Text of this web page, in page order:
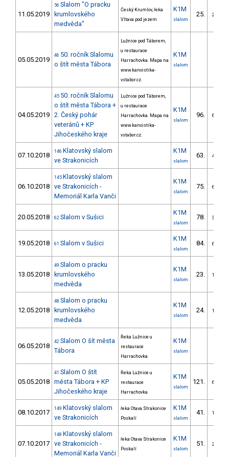
11.05.2019
56 Slalom "O pracku
krumlovského
medvěda"
Český Krumlov, řeka
Vltava pod jezem
K1M
slalom
25. 2/VS
05.05.2019
46 50. ročník Slalomu
o štít města Tábora
Lužnice pod Táborem,
u restaurace
Harrachovka. Mapa na
www.kanoistika-
vstabor.cz.
K1M
slalom
04.05.2019
45 50. ročník Slalomu
o štít města Tábora +
2. Český pohár
veteránů + KP
Jihočeského kraje
Lužnice pod Táborem,
u restaurace
Harrachovka. Mapa na
www.kanoistika-
vstabor.cz.
K1M
slalom
96. 6/VS
07.10.2018 146 Klatovský slalom
ve Strakonicích
K1M
slalom
63. 4/VS
06.10.2018
145 Klatovský slalom
ve Strakonicích -
Memoriál Karla Vanči
K1M
slalom
75. 6/VS
20.05.2018 62 Slalom v Sušici
K1M
slalom
78. 3/VS
19.05.2018 61 Slalom v Sušici
K1M
slalom
84. 6/VS
13.05.2018
49 Slalom o pracku
krumlovského
medvěda
K1M
slalom
23. 1/VS
12.05.2018
48 Slalom o pracku
krumlovského
medvěda
K1M
slalom
24. 1/VS
06.05.2018
42 Slalom O šít města
Tábora
Řeka Lužnice u
restaurace
Harrachovka
K1M
slalom
05.05.2018
41 Slalom O štít
města Tábora + KP
Jihočeského kraje
Řeka Lužnice u
restaurace
Harrachovka
K1M
slalom
121. 6/VS
08.10.2017 149 Klatovský slalom
ve Strakonicích
řeka Otava Strakonice
Poskalí
K1M
slalom
41. 1/VS
07.10.2017
148 Klatovský slalom
ve Strakonicích -
Memoriál Karla Vanči
řeka Otava Strakonice
Poskalí
K1M
slalom
51. 2/VS